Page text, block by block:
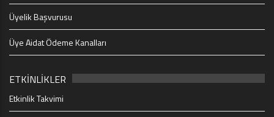
Üyelik Başvurusu
Üye Aidat Ödeme Kanalları
ETKİNLİKLER
Etkinlik Takvimi